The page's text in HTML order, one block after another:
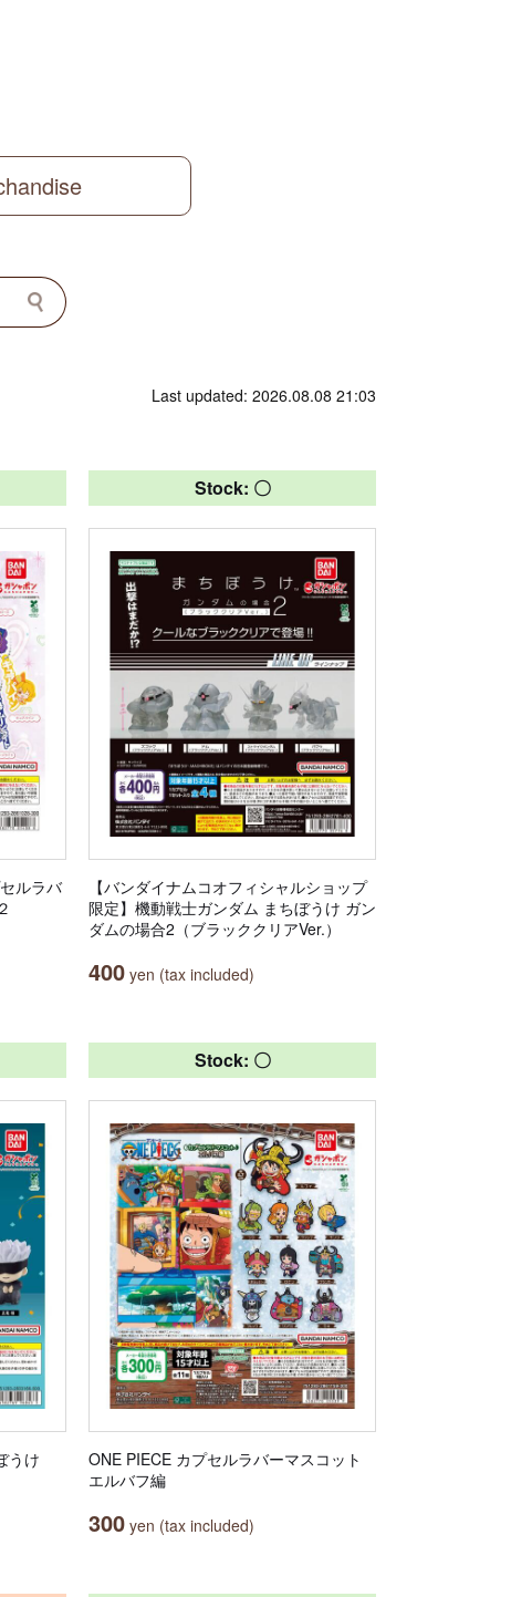
Last updated: 2026.08.08 21:03
ルラバ
Stock: 〇
【バンダイナムコオフィシャルショップ
限定】機動戦士ガンダム まちぼうけ ガン
ダムの場合2（ブラッククリアVer.）
400 yen (tax included)
うけ
Stock: 〇
ONE PIECE カプセルラバーマスコット
エルバフ編
300 yen (tax included)